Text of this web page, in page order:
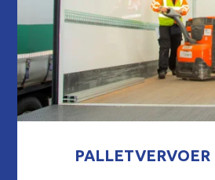
PALLETVERVOER